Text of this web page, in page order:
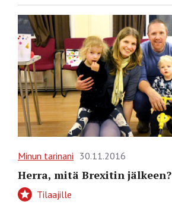
Minun tarinani 30.11.2016
Herra, mitä Brexitin jälkeen?
Tilaajille